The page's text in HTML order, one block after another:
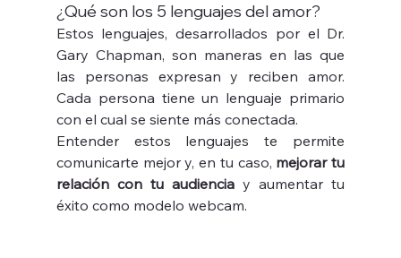
¿Qué son los 5 lenguajes del amor?
Estos lenguajes, desarrollados por el Dr.
Gary Chapman, son maneras en las que
las personas expresan y reciben amor.
Cada persona tiene un lenguaje primario
con el cual se siente más conectada.
Entender estos lenguajes te permite
comunicarte mejor y, en tu caso, mejorar tu
relación con tu audiencia y aumentar tu
éxito como modelo webcam.